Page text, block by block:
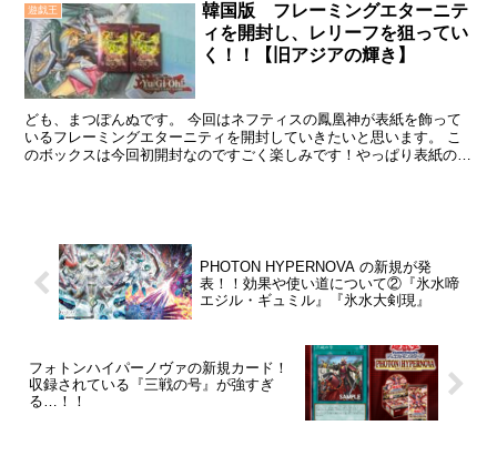
遊戯王
韓国版 フレーミングエターニテ
ィを開封し、レリーフを狙ってい
く！！【旧アジアの輝き】
ども、まつぽんぬです。 今回はネフティスの鳳凰神が表紙を飾って
いるフレーミングエターニティを開封していきたいと思います。 こ
のボックスは今回初開封なのですごく楽しみです！やっぱり表紙のネ
PHOTON HYPERNOVA の新規が発
表！！効果や使い道について②『氷水啼
エジル・ギュミル』『氷水大剣現』
フォトンハイパーノヴァの新規カード！
収録されている『三戦の号』が強すぎ
る…！！